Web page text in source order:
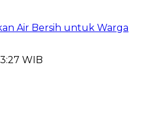
Air Bersih untuk Warga
WIB